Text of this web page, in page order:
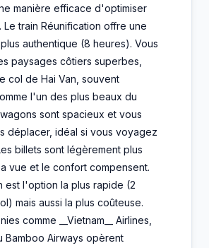
manière efficace d'optimiser
Le train Réunification offre une
authentique (8 heures). Vous
paysages côtiers superbes,
col de Hai Van, souvent
l'un des plus beaux du
sont spacieux et vous
déplacer, idéal si vous voyagez
billets sont légèrement plus
vue et le confort compensent.
est l'option la plus rapide (2
mais aussi la plus coûteuse.
comme __Vietnam__ Airlines,
Bamboo Airways opèrent